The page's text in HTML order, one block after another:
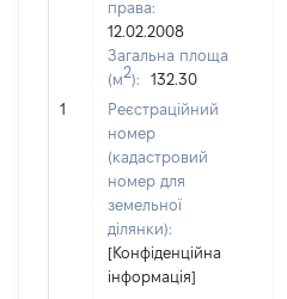
1
права:
12.02.2008
Загальна площа
(м2):
132.30
Реєстраційний
номер
(кадастровий
номер для
земельної
ділянки):
[Конфіденційна
інформація]